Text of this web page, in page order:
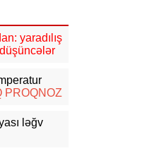
- VİDEO
azalıb
yaradılış
PROQNOZ
ləğv